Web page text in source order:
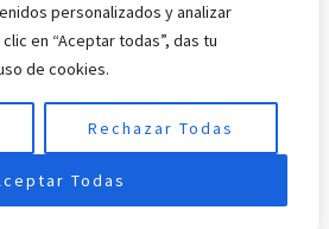
personalizados y analizar
en “Aceptar todas”, das tu
de cookies.
Rechazar Todas
Todas